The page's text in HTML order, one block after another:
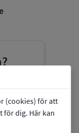
(cookies) för att
för dig. Här kan